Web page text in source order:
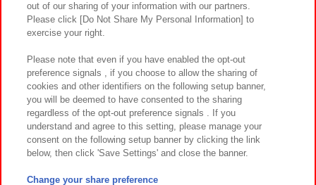
プライバシーポリシー ウェブアクセシビリティ方針と検証結果
お取引先さまとともに
カスタマーハラスメント対応方針 よくあるご質問・お問い合わせ
©Bandai Namco Amusement Inc.
©Bandai Namco Amusement Lab Inc.
out of our sharing of your information with our partners.
Please click [Do Not Share My Personal Information] to
exercise your right.
Please note that even if you have enabled the opt-out
preference signals , if you choose to allow the sharing of
cookies and other identifiers on the following setup banner,
you will be deemed to have consented to the sharing
regardless of the opt-out preference signals . If you
understand and agree to this setting, please manage your
consent on the following setup banner by clicking the link
below, then click 'Save Settings' and close the banner.
Change your share preference